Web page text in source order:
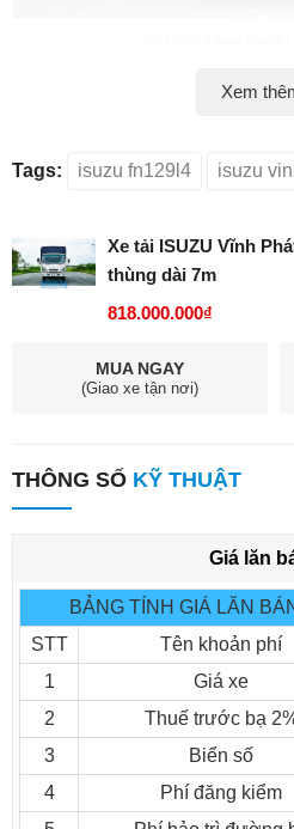
Thùng
Trọng lượng bản
Phân bố : - Cầu
- Cầu sau :
Tải trọng cho phép
Số người cho
Trọng lượng toàn
Kích thước xe : Dài x Rộng x
Kích thước lòng thùng hàng (hoặc
2200 x 720/
Xem
Tags: isuzu fn129l4 isuzu
Xe tải ISUZU Vĩnh
thùng dài 7m
818.000.000₫
MUA NGAY
(Giao xe tận nơi)
THÔNG SỐ KỸ THUẬT
Giá lăn
BẢNG TÍNH GIÁ LĂN
STT
Tên khoản phí
1
Giá xe
2
Thuế trước bạ
3
Biển số
4
Phí đăng kiểm